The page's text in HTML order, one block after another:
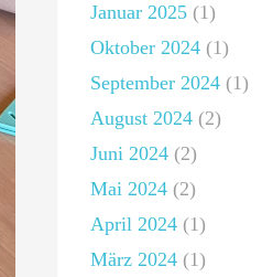
Januar 2025(1)
Oktober 2024(1)
September 2024(1)
August 2024(2)
Juni 2024(2)
Mai 2024(2)
April 2024(1)
März 2024(1)